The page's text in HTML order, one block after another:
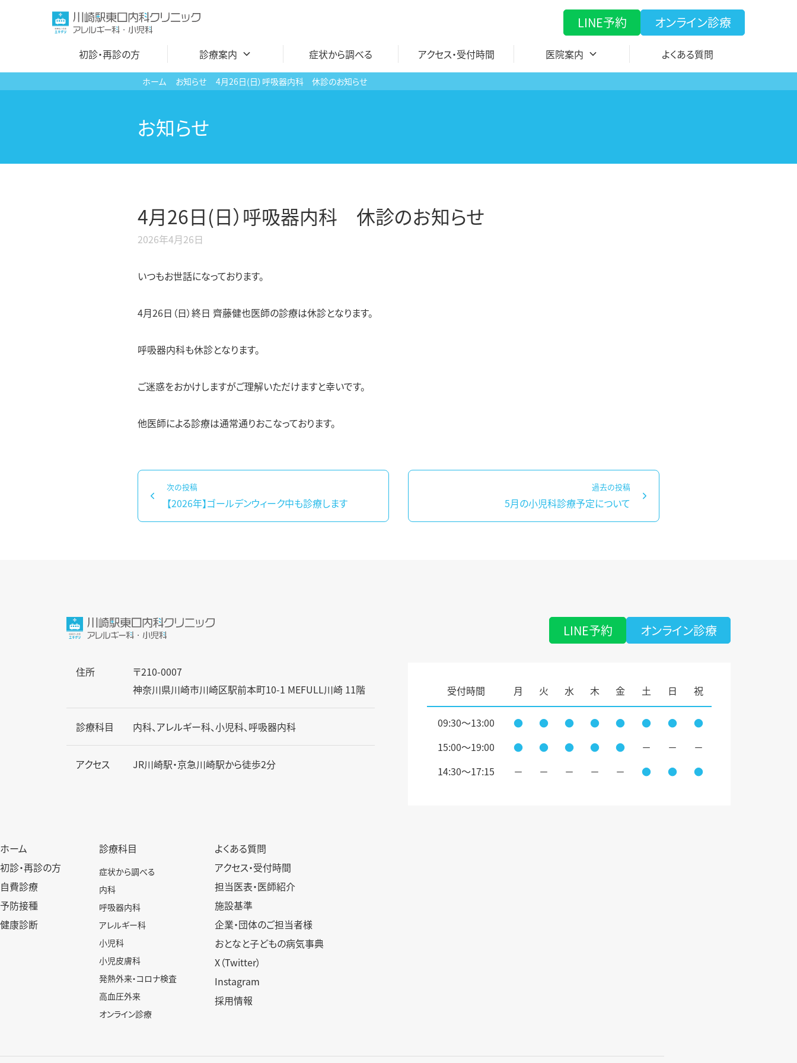
プ
初診・再診の方 診療案内
呼吸器内科
発熱外来・コロナ検査
高血圧外来
脂質異常症外来
症状から調べる アクセス・受付時間 医院案内 よくある質問
LINE予約 オンライン診療
ホーム お知らせ 4月26日(日）呼吸器内科 休診のお知らせ
お知らせ
4月26日(日）呼吸器内科 休診のお知らせ
2026年4月26日
いつもお世話になっております。
4月26日（日）終日 齊藤健也医師の診療は休診となります。
呼吸器内科も休診となります。
ご迷惑をおかけしますがご理解いただけますと幸いです。
他医師による診療は通常通りおこなっております。
投
ン
過去の投稿
去
5月の小児科診療予定について
次の投稿
の
【2026年】ゴールデンウィーク中も診療します
LINE予約 オンライン診療
住所
〒210-0007
神奈川県川崎市川崎区駅前本町10-1 MEFULL川崎 11階
診療科目 内科、アレルギー科、小児科、呼吸器内科
アクセス JR川崎駅・京急川崎駅から徒歩2分
受付時間 月 火 水 木 金 土 日 祝
09:30～13:00 ● ● ● ● ● ● ●
●
15:00～19:00
● ● ● ● ● － －
－
14:30〜17:15
－ － － － － ● ● ●
ホーム
初診・再診の方
自費診療
予防接種
健康診断
診療科目
症状から調べる
内科
呼吸器内科
アレルギー科
小児科
小児皮膚科
発熱外来・コロナ検査
高血圧外来
オンライン診療
よくある質問
アクセス・受付時間
担当医表・医師紹介
施設基準
企業・団体のご担当者様
おとなと子どもの病気事典
X（Twitter）
Instagram
採用情報